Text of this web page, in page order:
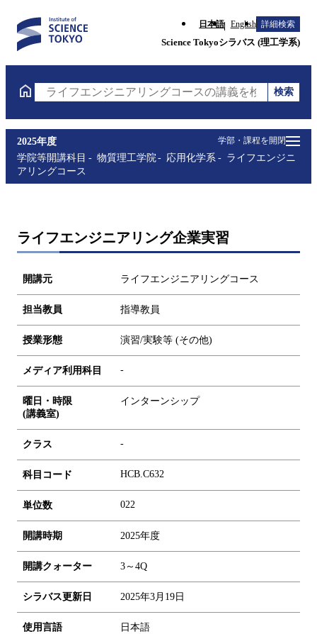
日本語 English 詳細検索
Science Tokyoシラバス (理工学系)
ライフエンジニアリングコースの講義を検索（講義
検索
学部・課程を開閉
2025年度
学院等開講科目
物質理工学院 応用化学系
ライフエンジニ
アリングコース
ライフエンジニアリング企業実習
開講元 ライフエンジニアリングコース
担当教員 指導教員
授業形態 演習/実験等 (その他)
メディア利用科目 -
曜日・時限
(講義室)
インターンシップ
クラス -
科目コード HCB.C632
単位数 022
開講時期 2025年度
開講クォーター 3～4Q
シラバス更新日 2025年3月19日
使用言語 日本語